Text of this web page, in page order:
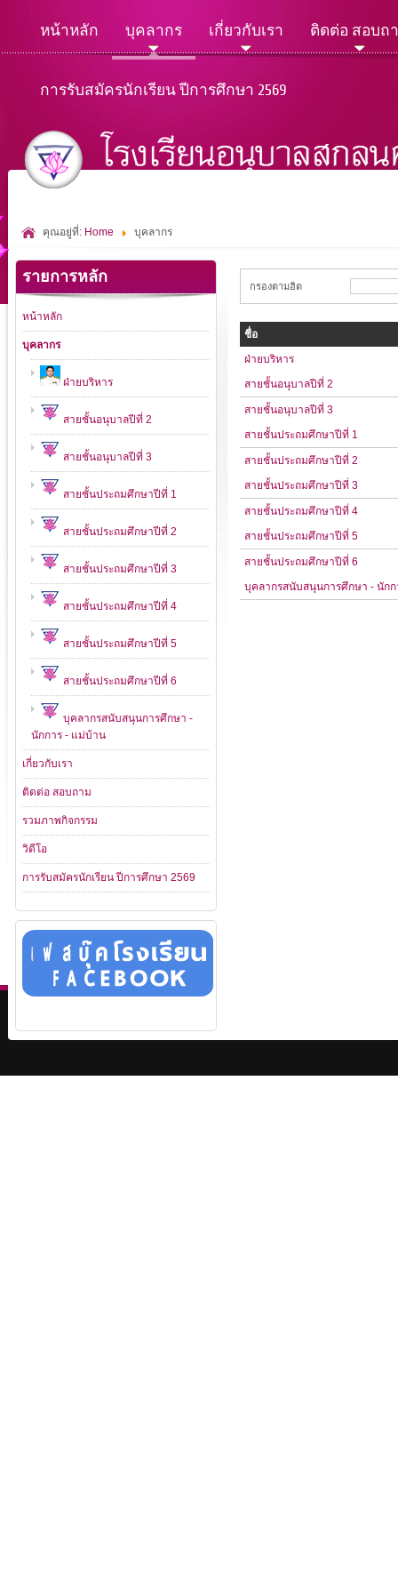
หน้าหลัก บุคลากร เกี่ยวกับเรา ติดต่อ สอบถ
การรับสมัครนักเรียน ปีการศึกษา 2569
คุณอยู่ที่: Home บุคลากร
กรองตามฮิต
ชื่อ
ฝ่ายบริหาร
สายชั้นอนุบาลปีที่ 2
สายชั้นอนุบาลปีที่ 3
สายชั้นประถมศึกษาปีที่ 1
สายชั้นประถมศึกษาปีที่ 2
สายชั้นประถมศึกษาปีที่ 3
สายชั้นประถมศึกษาปีที่ 4
สายชั้นประถมศึกษาปีที่ 5
สายชั้นประถมศึกษาปีที่ 6
บุคลากรสนับสนุนการศึกษา - นัก
รายการหลัก
หน้าหลัก
บุคลากร
ฝ่ายบริหาร
สายชั้นอนุบาลปีที่ 2
สายชั้นอนุบาลปีที่ 3
สายชั้นประถมศึกษาปีที่ 1
สายชั้นประถมศึกษาปีที่ 2
สายชั้นประถมศึกษาปีที่ 3
สายชั้นประถมศึกษาปีที่ 4
สายชั้นประถมศึกษาปีที่ 5
สายชั้นประถมศึกษาปีที่ 6
บุคลากรสนับสนุนการศึกษา -
นักการ - แม่บ้าน
เกี่ยวกับเรา
ติดต่อ สอบถาม
รวมภาพกิจกรรม
วิดีโอ
การรับสมัครนักเรียน ปีการศึกษา 2569